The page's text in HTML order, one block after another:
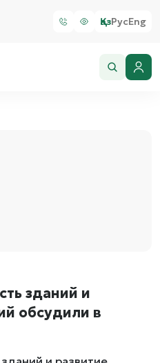
ҚазРусEng
зданий и
обсудили в